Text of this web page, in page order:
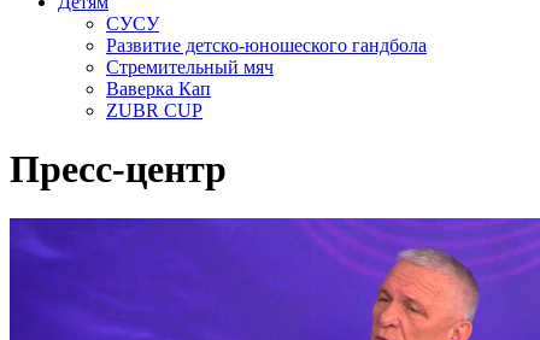
СУСУ
Развитие детско-юношеского гандбола
Стремительный мяч
Ваверка Кап
ZUBR CUP
Пресс-центр